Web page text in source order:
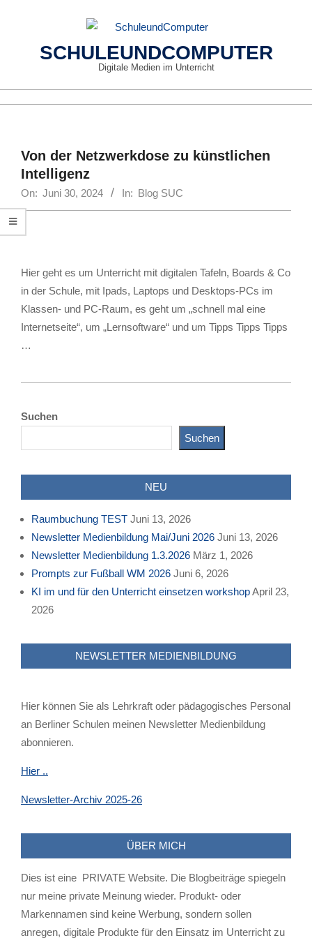
SCHULEUNDCOMPUTER
Digitale Medien im Unterricht
MenuVon der Netzwerkdose zu künstlichen
Intelligenz
On: Juni 30, 2024 In: Blog SUC
Hier geht es um Unterricht mit digitalen Tafeln, Boards & Co
in der Schule, mit Ipads, Laptops und Desktops-PCs im
Klassen- und PC-Raum, es geht um „schnell mal eine
Internetseite“, um „Lernsoftware“ und um Tipps Tipps Tipps
…
30
Suchen
Suchen
NEU
Raumbuchung TEST Juni 13, 2026
Newsletter Medienbildung Mai/Juni 2026 Juni 13, 2026
Newsletter Medienbildung 1.3.2026 März 1, 2026
Prompts zur Fußball WM 2026 Juni 6, 2026
KI im und für den Unterricht einsetzen workshopApril 23,
2026
NEWSLETTER MEDIENBILDUNG
Hier können Sie als Lehrkraft oder pädagogisches Personal
an Berliner Schulen meinen Newsletter Medienbildung
abonnieren.
Hier ..
Newsletter-Archiv 2025-26
ÜBER MICH
Dies ist eine PRIVATE Website. Die Blogbeiträge spiegeln
nur meine private Meinung wieder. Produkt- oder
Markennamen sind keine Werbung, sondern sollen
anregen, digitale Produkte für den Einsatz im Unterricht zu